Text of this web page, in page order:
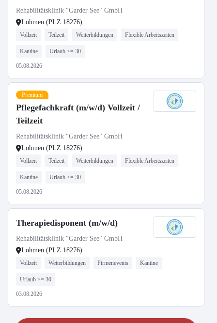
Rehabilitätsklinik "Garder See" GmbH
Lohmen (PLZ 18276)
Vollzeit Teilzeit Weiterbildungen Flexible Arbeitszeiten
Kantine Urlaub >= 30
05.08.2026
Premium
Pflegefachkraft (m/w/d) Vollzeit /
Teilzeit
Rehabilitätsklinik "Garder See" GmbH
Lohmen (PLZ 18276)
Vollzeit Teilzeit Weiterbildungen Flexible Arbeitszeiten
Kantine Urlaub >= 30
05.08.2026
Therapiedisponent (m/w/d)
Rehabilitätsklinik "Garder See" GmbH
Lohmen (PLZ 18276)
Vollzeit Weiterbildungen Firmenevents Kantine
Urlaub >= 30
03.08.2026